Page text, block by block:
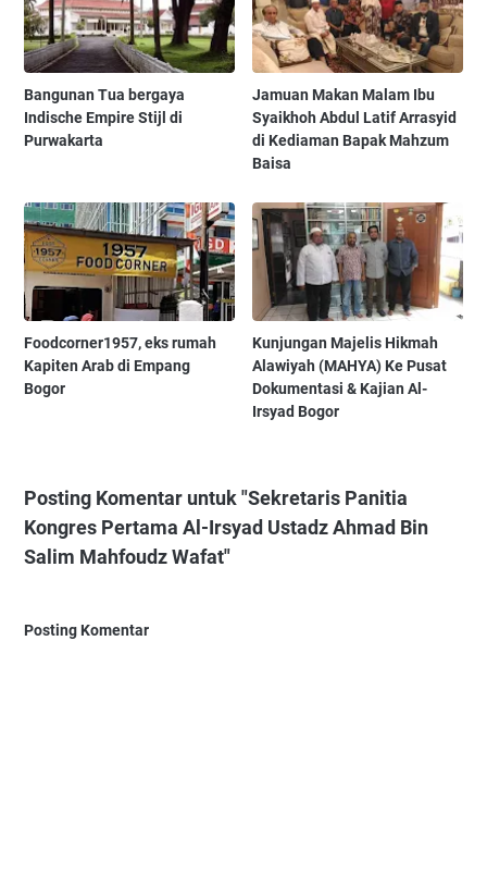
Bangunan Tua bergaya
Indische Empire Stijl di
Purwakarta
Jamuan Makan Malam Ibu
Syaikhoh Abdul Latif Arrasyid
di Kediaman Bapak Mahzum
Baisa
Foodcorner1957, eks rumah
Kapiten Arab di Empang
Bogor
Kunjungan Majelis Hikmah
Alawiyah (MAHYA) Ke Pusat
Dokumentasi & Kajian Al-
Irsyad Bogor
Posting Komentar untuk "Sekretaris Panitia
Kongres Pertama Al-Irsyad Ustadz Ahmad Bin
Salim Mahfoudz Wafat"
Posting Komentar